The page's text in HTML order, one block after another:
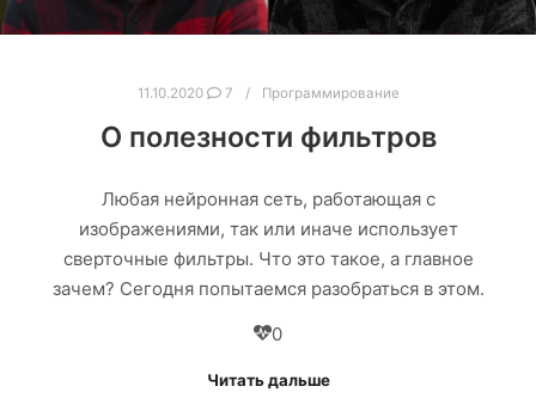
11.10.2020 7 Программирование
О полезности фильтров
Любая нейронная сеть, работающая с
изображениями, так или иначе использует
сверточные фильтры. Что это такое, а главное
зачем? Сегодня попытаемся разобраться в этом.
0
Читать дальше